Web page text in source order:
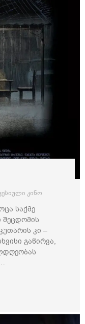
კინო
საქმე
შეცდომის
კი –
გაწირვა,